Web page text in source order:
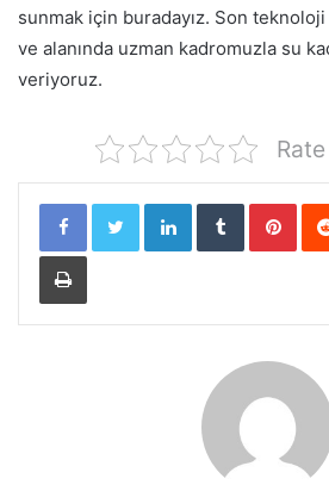
sunmak için buradayız. Son
ve alanında uzman kadromuzla su
veriyoruz.
LinkedIn Tumblr Pinterest
Yazdır